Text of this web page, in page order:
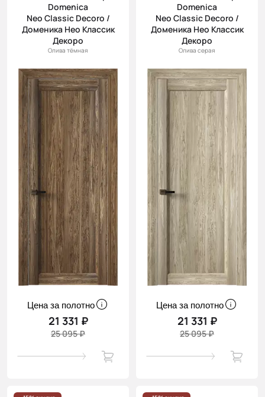
Domenica
Neo Classic Decoro /
Доменика Нео Классик
Декоро
Олива тёмная
Цена за полотно
21 331 ₽
25 095 ₽
Domenica
Neo Classic Decoro /
Доменика Нео Классик
Декоро
Олива серая
Цена за полотно
21 331 ₽
25 095 ₽